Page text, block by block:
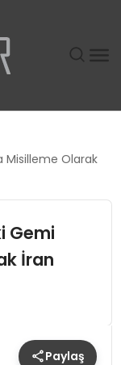
Misilleme Olarak
Gemi
İran
Paylaş